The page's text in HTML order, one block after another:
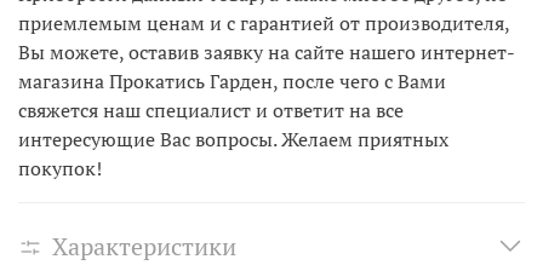
приемлемым ценам и с гарантией от производителя,
Вы можете, оставив заявку на сайте нашего интернет-
магазина Прокатись Гарден, после чего с Вами
свяжется наш специалист и ответит на все
интересующие Вас вопросы. Желаем приятных
покупок!
Характеристики